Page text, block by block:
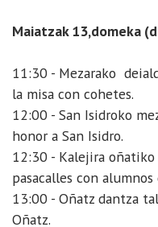
Maiatzak 13,domeka
11:30 - Mezarako
la misa con cohetes.
12:00 - San Isidroko
honor a San Isidro.
12:30 - Kalejira
pasacalles con
13:00 - Oñatz dantza
Oñatz.